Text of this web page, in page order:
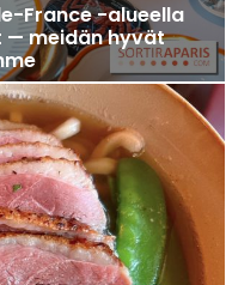
France -alueella
— meidän hyvät